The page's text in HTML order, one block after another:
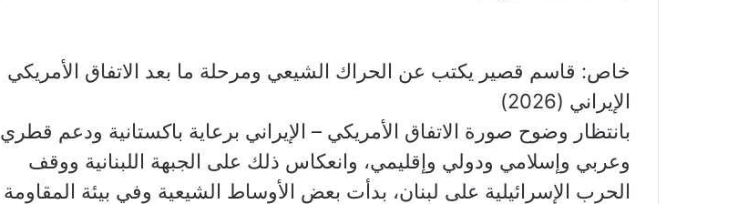
خاص: قاسم قصير يكتب عن الحراك الشيعي ومرحلة ما بعد الاتفاق الأمريكي
الإيراني (2026)
بانتظار وضوح صورة الاتفاق الأمريكي – الإيراني برعاية باكستانية ودعم قطري
وعربي وإسلامي ودولي وإقليمي، وانعكاس ذلك على الجبهة اللبنانية ووقف
الحرب الإسرائيلية على لبنان، بدأت بعض الأوساط الشيعية وفي بيئة المقاومة